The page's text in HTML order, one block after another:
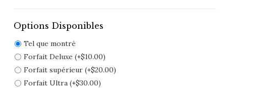
Options Disponibles
Tel que montré
Forfait Deluxe (+$10.00)
Forfait supérieur (+$20.00)
Forfait Ultra (+$30.00)